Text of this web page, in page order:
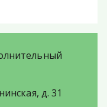
д. 31